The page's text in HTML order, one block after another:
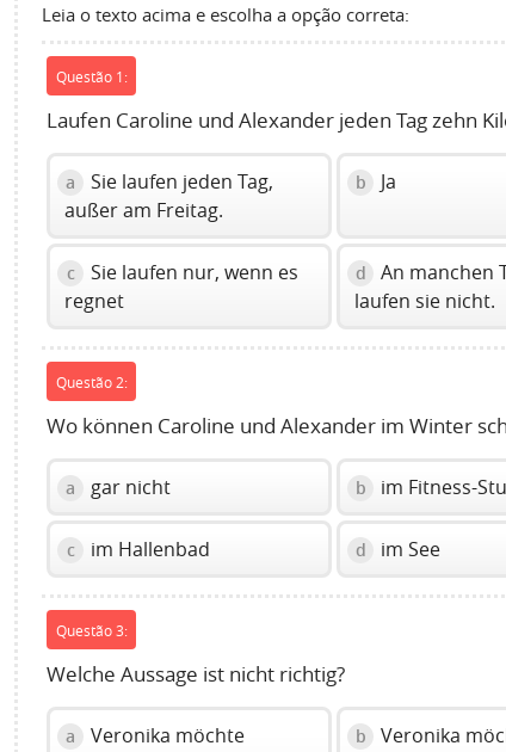
Leia o texto acima e escolha a opção correta:
Questão 1:
Laufen Caroline und Alexander jeden Tag zehn
a
Sie laufen jeden Tag,
außer am Freitag.
b Ja
c
Sie laufen nur, wenn es
regnet
d
An manchen
laufen sie nicht.
Questão 2:
Wo können Caroline und Alexander im Winter
a gar nicht b im Fitness-
c im Hallenbad d im See
Questão 3:
Welche Aussage ist nicht richtig?
a
Veronika möchte
b
Veronika